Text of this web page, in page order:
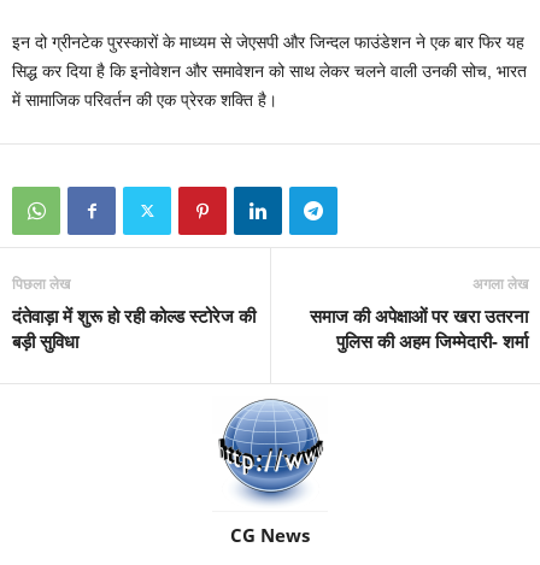
इन दो ग्रीनटेक पुरस्कारों के माध्यम से जेएसपी और जिन्दल फाउंडेशन ने एक बार फिर यह
सिद्ध कर दिया है कि इनोवेशन और समावेशन को साथ लेकर चलने वाली उनकी सोच, भारत
में सामाजिक परिवर्तन की एक प्रेरक शक्ति है।
पिछला लेख
दंतेवाड़ा में शुरू हो रही कोल्ड स्टोरेज की
बड़ी सुविधा
अगला लेख
समाज की अपेक्षाओं पर खरा उतरना
पुलिस की अहम जिम्मेदारी- शर्मा
CG News